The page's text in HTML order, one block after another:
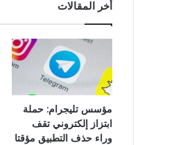
ب
و
أخر المقالات
مؤسس تليجرام: حملة
ابتزاز إلكتروني تقف
وراء حذف التطبيق مؤقتا